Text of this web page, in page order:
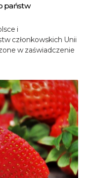
państw
i
członkowskich Unii
w zaświadczenie